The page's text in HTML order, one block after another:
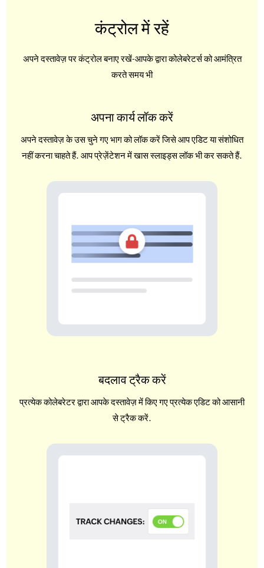
कंट्रोल में रहें
अपने दस्तावेज़ पर कंट्रोल बनाए रखें-आपके द्वारा कोलेबरेटर्स को आमंत्रित
करते समय भी
अपना कार्य लॉक करें
अपने दस्तावेज़ के उस चुने गए भाग को लॉक करें जिसे आप एडिट या संशोधित
नहीं करना चाहते हैं. आप प्रेज़ेंटेशन में खास स्लाइड्स लॉक भी कर सकते हैं.
बदलाव ट्रैक करें
प्रत्येक कोलेबरेटर द्वारा आपके दस्तावेज़ में किए गए प्रत्येक एडिट को आसानी
से ट्रैक करें.